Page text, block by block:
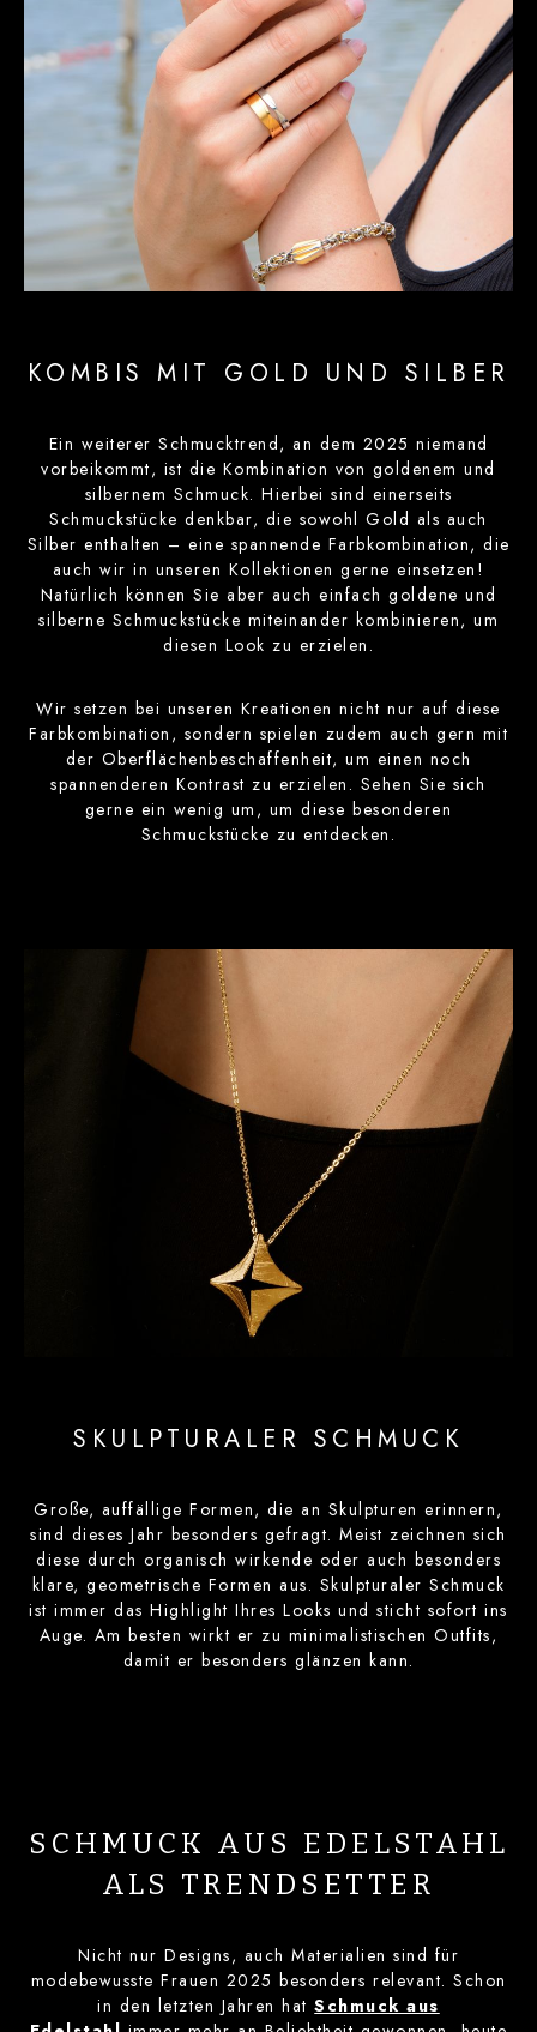
KOMBIS MIT GOLD UND SILBER
Ein weiterer Schmucktrend, an dem 2025 niemand
vorbeikommt, ist die Kombination von goldenem und
silbernem Schmuck. Hierbei sind einerseits
Schmuckstücke denkbar, die sowohl Gold als auch
Silber enthalten – eine spannende Farbkombination, die
auch wir in unseren Kollektionen gerne einsetzen!
Natürlich können Sie aber auch einfach goldene und
silberne Schmuckstücke miteinander kombinieren, um
diesen Look zu erzielen.
Wir setzen bei unseren Kreationen nicht nur auf diese
Farbkombination, sondern spielen zudem auch gern mit
der Oberflächenbeschaffenheit, um einen noch
spannenderen Kontrast zu erzielen. Sehen Sie sich
gerne ein wenig um, um diese besonderen
Schmuckstücke zu entdecken.
SKULPTURALER SCHMUCK
Große, auffällige Formen, die an Skulpturen erinnern,
sind dieses Jahr besonders gefragt. Meist zeichnen sich
diese durch organisch wirkende oder auch besonders
klare, geometrische Formen aus. Skulpturaler Schmuck
ist immer das Highlight Ihres Looks und sticht sofort ins
Auge. Am besten wirkt er zu minimalistischen Outfits,
damit er besonders glänzen kann.
SCHMUCK AUS EDELSTAHL
ALS TRENDSETTER
Nicht nur Designs, auch Materialien sind für
modebewusste Frauen 2025 besonders relevant. Schon
in den letzten Jahren hatSchmuck aus